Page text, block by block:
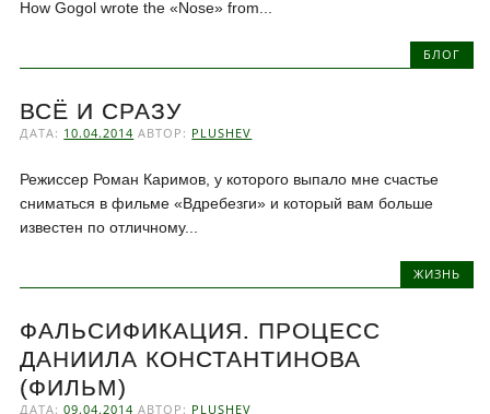
How Gogol wrote the «Nose» from...
БЛОГ
ВСЁ И СРАЗУ
ДАТА: 10.04.2014 АВТОР: PLUSHEV
Режиссер Роман Каримов, у которого выпало мне счастье
сниматься в фильме «Вдребезги» и который вам больше
известен по отличному...
ЖИЗНЬ
ФАЛЬСИФИКАЦИЯ. ПРОЦЕСС
ДАНИИЛА КОНСТАНТИНОВА
(ФИЛЬМ)
ДАТА:09.04.2014 АВТОР: PLUSHEV